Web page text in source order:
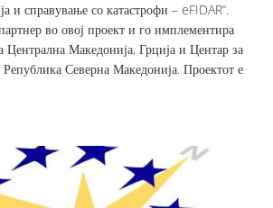
и справување со катастрофи – eFIDAR“.
во овој проект и го имплементира
Централна Македонија, Грција и Центар за
Северна Македонија. Проектот е